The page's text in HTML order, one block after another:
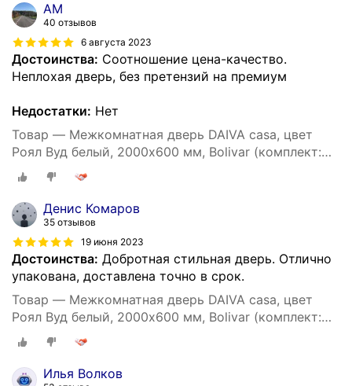
АМ
40 отзывов
6 августа 2023
Достоинства: Соотношение цена-качество.
Неплохая дверь, без претензий на премиум
Недостатки: Нет
Товар — Межкомнатная дверь DAIVA casa, цвет
Роял Вуд белый, 2000х600 мм, Bolivar (комплект:
полотно, коробка, наличник)
Денис Комаров
35 отзывов
19 июня 2023
Достоинства: Добротная стильная дверь. Отлично
упакована, доставлена точно в срок.
Товар — Межкомнатная дверь DAIVA casa, цвет
Роял Вуд белый, 2000х600 мм, Bolivar (комплект:
полотно, коробка, наличник)
Илья Волков